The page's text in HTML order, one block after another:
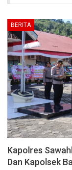
BERITA
Kapolres
Dan Kapolsek